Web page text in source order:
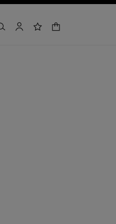
recherchermon compteliste de souhaits
panier